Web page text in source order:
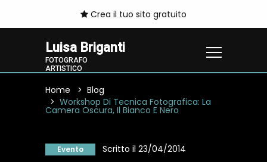
Crea il tuo sito gratuito
Luisa Briganti
FOTOGRAFO
ARTISTICO
Home
Blog
Workshop Di Tecnica Fotografica: La
Camera Oscura, Il Bianco E Nero
Evento Scritto il 23/04/2014